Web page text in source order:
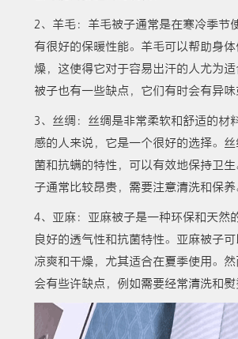
2、羊毛：羊毛被子通常是在寒冷季节
有很好的保暖性能。羊毛可以帮助身
燥，这使得它对于容易出汗的人尤为
被子也有一些缺点，它们有时会有异味
3、丝绸：丝绸是非常柔软和舒适的材
感的人来说，它是一个很好的选择。
菌和抗螨的特性，可以有效地保持卫
子通常比较昂贵，需要注意清洗和保养
4、亚麻：亚麻被子是一种环保和天然
良好的透气性和抗菌特性。亚麻被子
凉爽和干燥，尤其适合在夏季使用。
会有些许缺点，例如需要经常清洗和熨